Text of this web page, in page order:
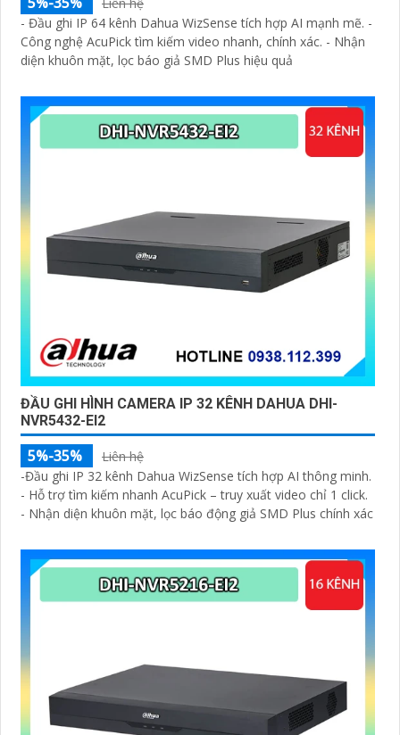
- Đầu ghi IP 64 kênh Dahua WizSense tích hợp AI mạnh mẽ. -
Công nghệ AcuPick tìm kiếm video nhanh, chính xác. - Nhận
diện khuôn mặt, lọc báo giả SMD Plus hiệu quả
ĐẦU GHI HÌNH CAMERA IP 32 KÊNH DAHUA DHI-
NVR5432-EI2
5%-35%
Liên hệ
-Đầu ghi IP 32 kênh Dahua WizSense tích hợp AI thông minh.
- Hỗ trợ tìm kiếm nhanh AcuPick – truy xuất video chỉ 1 click.
- Nhận diện khuôn mặt, lọc báo động giả SMD Plus chính xác